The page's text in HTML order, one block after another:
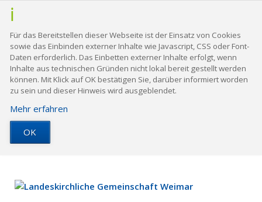
Für das Bereitstellen dieser Webseite ist der Einsatz von Cookies
sowie das Einbinden externer Inhalte wie Javascript, CSS oder Font-
Daten erforderlich. Das Einbetten externer Inhalte erfolgt, wenn
Inhalte aus technischen Gründen nicht lokal bereit gestellt werden
können. Mit Klick auf OK bestätigen Sie, darüber informiert worden
zu sein und dieser Hinweis wird ausgeblendet.
Mehr erfahren
OK